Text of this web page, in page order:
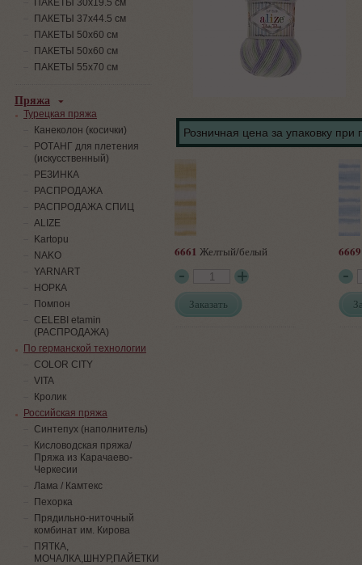
Розничная цена за упаковку при
6661 Желтый/белый
Заказать
6669
ПАКЕТЫ 30х19.5 см
ПАКЕТЫ 37х44.5 см
ПАКЕТЫ 50х60 см
ПАКЕТЫ 50х60 см
ПАКЕТЫ 55х70 см
Пряжа
Турецкая пряжа
Канеколон (косички)
РОТАНГ для плетения
(искусственный)
PЕЗИНКА
РАСПРОДАЖА
РАСПРОДАЖА СПИЦ
ALIZE
Kartopu
NAKO
YARNART
НОРКА
Помпон
СELEBI etamin
(РАСПРОДАЖА)
По германской технологии
COLOR CITY
VITA
Кролик
Российская пряжа
Синтепух (наполнитель)
Кисловодская пряжа/
Пряжа из Карачаево-
Черкесии
Лама / Камтекс
Пехорка
Прядильно-ниточный
комбинат им. Кирова
ПЯТКА,
МОЧАЛКА,ШНУР,ПАЙЕТКИ